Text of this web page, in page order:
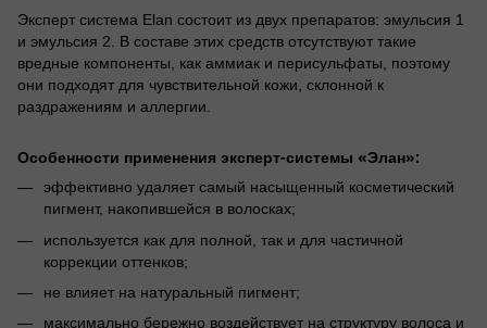
Эксперт система Elan состоит из двух препаратов: эмульсия 1
и эмульсия 2. В составе этих средств отсутствуют такие
вредные компоненты, как аммиак и перисульфаты, поэтому
они подходят для чувствительной кожи, склонной к
раздражениям и аллергии.
Особенности применения эксперт-системы «Элан»:
эффективно удаляет самый насыщенный косметический
пигмент, накопившейся в волосках;
используется как для полной, так и для частичной
коррекции оттенков;
не влияет на натуральный пигмент;
максимально бережно воздействует на структуру волоса и